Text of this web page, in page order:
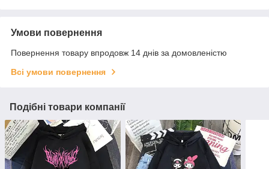
Умови повернення
Повернення товару впродовж 14 днів за домовленістю
Всі умови повернення
Подібні товари компанії